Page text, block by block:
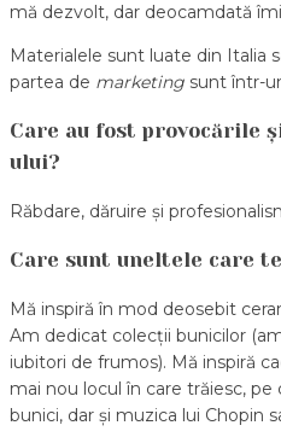
mă dezvolt, dar deocamdată
Materialele sunt luate din Italia
partea de marketing sunt într-
Care au fost provocările
ului?
Răbdare, dăruire și
Care sunt uneltele care
Mă inspiră în mod deosebit
Am dedicat colecții bunicilor
iubitori de frumos). Mă inspiră
mai nou locul în care trăiesc, pe
bunici, dar și muzica lui Chopin